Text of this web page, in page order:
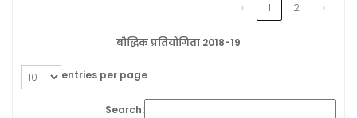
‹ 1 2 ›
बौद्धिक प्रतियोगिता 2018-19
entries per page
Search: